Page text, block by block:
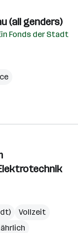
(all genders)
Fonds der Stadt
Vollzeit